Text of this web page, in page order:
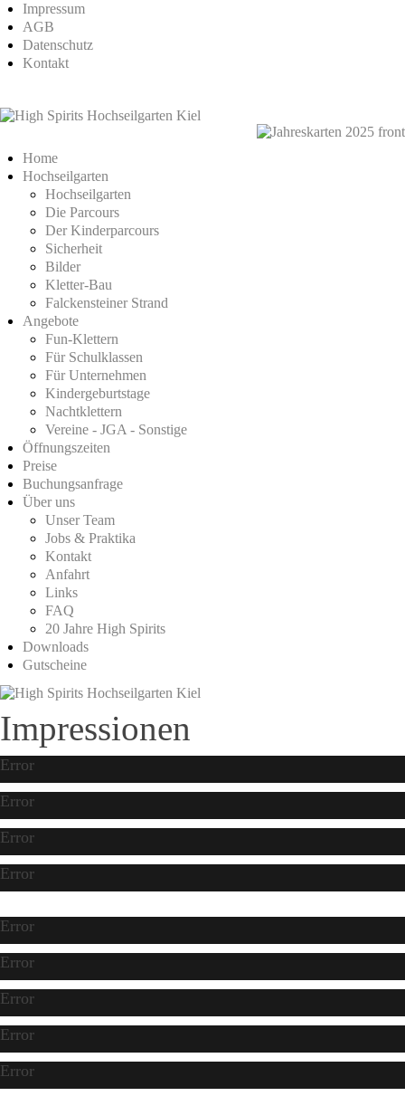
Impressum
AGB
Datenschutz
Kontakt
Home
Hochseilgarten
Hochseilgarten
Die Parcours
Der Kinderparcours
Sicherheit
Bilder
Kletter-Bau
Falckensteiner Strand
Angebote
Fun-Klettern
Für Schulklassen
Für Unternehmen
Kindergeburtstage
Nachtklettern
Vereine - JGA - Sonstige
Öffnungszeiten
Preise
Buchungsanfrage
Über uns
Unser Team
Jobs & Praktika
Kontakt
Anfahrt
Links
FAQ
20 Jahre High Spirits
Downloads
Gutscheine
Impressionen
Error
Error
Error
Error
Error
Error
Error
Error
Error